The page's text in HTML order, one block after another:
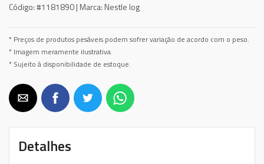
Código:#1181890 | Marca: Nestle Iog
* Preços de produtos pesáveis podem sofrer variação de acordo com o peso.
* Imagem meramente ilustrativa.
* Sujeito à disponibilidade de estoque.
Detalhes